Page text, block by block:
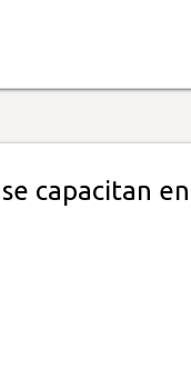
capacitan